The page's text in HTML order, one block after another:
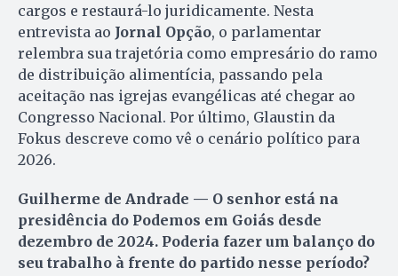
cargos e restaurá-lo juridicamente. Nesta
entrevista ao Jornal Opção, o parlamentar
relembra sua trajetória como empresário do ramo
de distribuição alimentícia, passando pela
aceitação nas igrejas evangélicas até chegar ao
Congresso Nacional. Por último, Glaustin da
Fokus descreve como vê o cenário político para
2026.
Guilherme de Andrade — O senhor está na
presidência do Podemos em Goiás desde
dezembro de 2024. Poderia fazer um balanço do
seu trabalho à frente do partido nesse período?